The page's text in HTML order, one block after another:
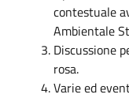
contestuale
Ambientale
Discussione
rosa.
Varie ed